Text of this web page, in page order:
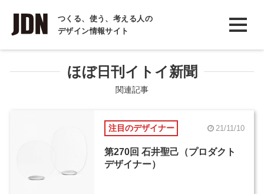
つくる、使う、考える人の
デザイン情報サイト
INTERVIEW
インタビュー
REPORTほぼ日刊イトイ新聞
関連記事
注目のデザイナー 21/11/10
第270回 石井聖己（プロダクト
デザイナー）